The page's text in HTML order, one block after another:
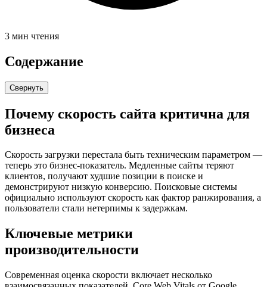
3 мин чтения
Содержание
Свернуть
Почему скорость сайта критична для
бизнеса
Скорость загрузки перестала быть техническим параметром —
теперь это бизнес-показатель. Медленные сайты теряют
клиентов, получают худшие позиции в поиске и
демонстрируют низкую конверсию. Поисковые системы
официально используют скорость как фактор ранжирования, а
пользователи стали нетерпимы к задержкам.
Ключевые метрики
производительности
Современная оценка скорости включает несколько